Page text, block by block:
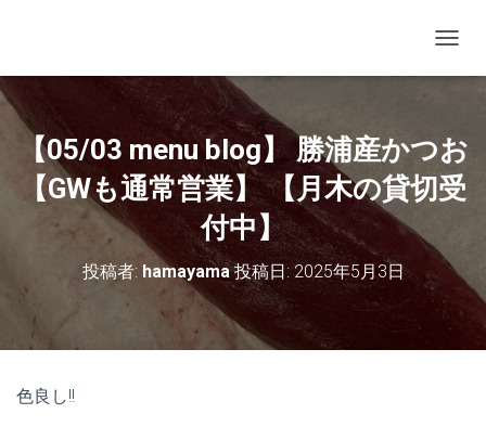
【05/03 menu blog】 勝浦産かつお
【GWも通常営業】 【月木の貸切受
付中】
投稿者: hamayama投稿日: 2025年5月3日
色良し!!